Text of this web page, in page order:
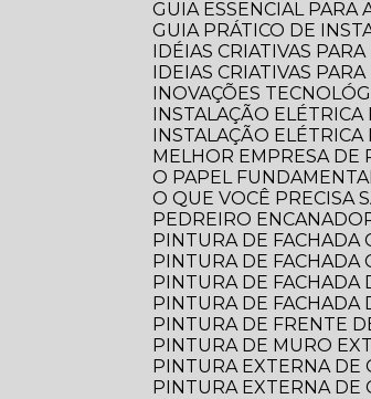
GUIA ESSENCIAL
GUIA PRÁTICO DE
IDÉIAS CRIATIVAS
IDEIAS CRIATIVAS
INOVAÇÕES
INSTALAÇÃO
INSTALAÇÃO
MELHOR EMPRESA
O PAPEL
O QUE VOCÊ
PEDREIRO
PINTURA DE
PINTURA DE
PINTURA DE FACHADA
PINTURA DE
PINTURA DE FRENTE
PINTURA DE MURO
PINTURA EXTERNA
PINTURA EXTERNA